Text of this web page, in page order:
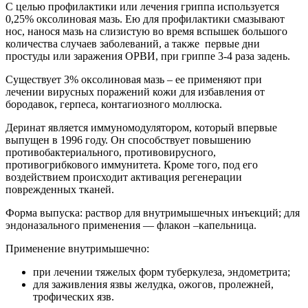
С целью профилактики или лечения гриппа используется
0,25% оксолиновая мазь. Ею для профилактики смазывают
нос, нанося мазь на слизистую во время вспышек большого
количества случаев заболеваний, а также первые дни
простуды или заражения ОРВИ, при гриппе 3-4 раза задень.
Существует 3% оксолиновая мазь – ее применяют при
лечении вирусных поражений кожи для избавления от
бородавок, герпеса, контагиозного моллюска.
Деринат является иммуномодулятором, который впервые
выпущен в 1996 году. Он способствует повышению
противобактериального, противовирусного,
противогрибкового иммунитета. Кроме того, под его
воздействием происходит активация регенерации
поврежденных тканей.
Форма выпуска: раствор для внутримышечных инъекций; для
эндоназального применения — флакон –капельница.
Применение внутримышечно:
при лечении тяжелых форм туберкулеза, эндометрита;
для заживления язвы желудка, ожогов, пролежней,
трофических язв.